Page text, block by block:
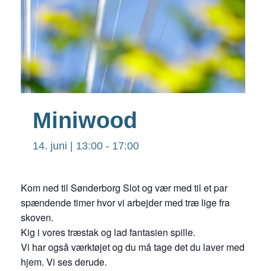
Miniwood
14. juni | 13:00 - 17:00
Kom ned til Sønderborg Slot og vær med til et par
spændende timer hvor vi arbejder med træ lige fra
skoven.
Kig i vores træstak og lad fantasien spille.
Vi har også værktøjet og du må tage det du laver med
hjem. Vi ses derude.